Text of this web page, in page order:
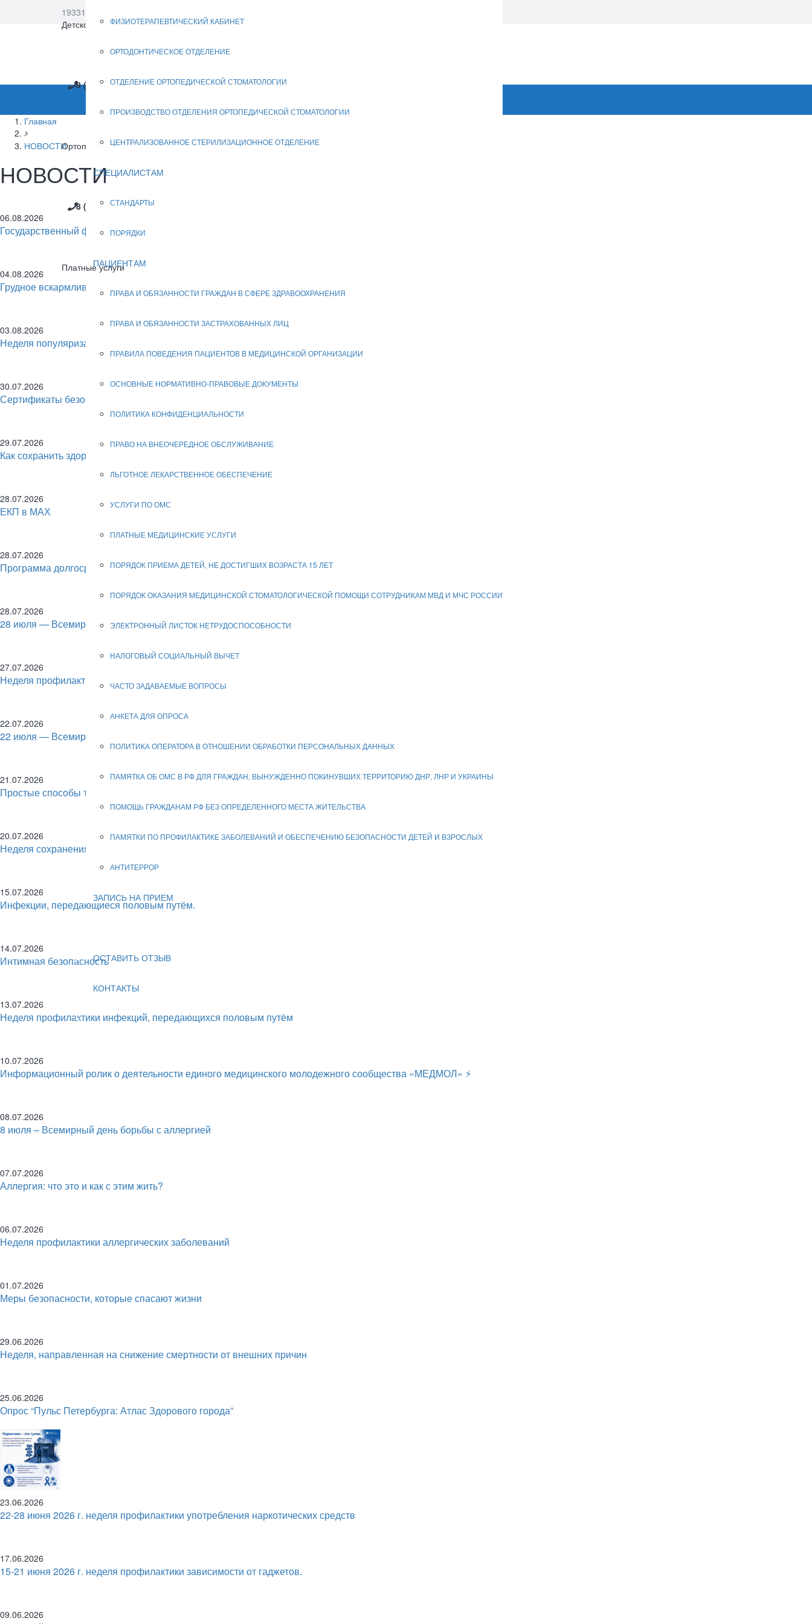
193312, Санкт-Петербург, Солидарности пр., д. 12, к. 1
Детское отделение (ОМС)
8 (812) 583-17-88
Ортопедическое отделение
8 (812) 588-37-72
Платные услуги
Версия для слабовидящих
ДОСТУПНАЯ СРЕДА
ФИЗИОТЕРАПЕВТИЧЕСКИЙ КАБИНЕТ
ОРТОДОНТИЧЕСКОЕ ОТДЕЛЕНИЕ
ОТДЕЛЕНИЕ ОРТОПЕДИЧЕСКОЙ СТОМАТОЛОГИИ
ПРОИЗВОДСТВО ОТДЕЛЕНИЯ ОРТОПЕДИЧЕСКОЙ СТОМАТОЛОГИИ
ЦЕНТРАЛИЗОВАННОЕ СТЕРИЛИЗАЦИОННОЕ ОТДЕЛЕНИЕ
СПЕЦИАЛИСТАМ
СТАНДАРТЫ
ПОРЯДКИ
ПАЦИЕНТАМ
ПРАВА И ОБЯЗАННОСТИ ГРАЖДАН В СФЕРЕ ЗДРАВООХРАНЕНИЯ
ПРАВА И ОБЯЗАННОСТИ ЗАСТРАХОВАННЫХ ЛИЦ
ПРАВИЛА ПОВЕДЕНИЯ ПАЦИЕНТОВ В МЕДИЦИНСКОЙ ОРГАНИЗАЦИИ
ОСНОВНЫЕ НОРМАТИВНО-ПРАВОВЫЕ ДОКУМЕНТЫ
ПОЛИТИКА КОНФИДЕНЦИАЛЬНОСТИ
ПРАВО НА ВНЕОЧЕРЕДНОЕ ОБСЛУЖИВАНИЕ
ЛЬГОТНОЕ ЛЕКАРСТВЕННОЕ ОБЕСПЕЧЕНИЕ
УСЛУГИ ПО ОМС
ПЛАТНЫЕ МЕДИЦИНСКИЕ УСЛУГИ
ПОРЯДОК ПРИЕМА ДЕТЕЙ, НЕ ДОСТИГШИХ ВОЗРАСТА 15 ЛЕТ
ПОРЯДОК ОКАЗАНИЯ МЕДИЦИНСКОЙ СТОМАТОЛОГИЧЕСКОЙ ПОМОЩИ СОТРУДНИКАМ МВД И МЧС РОССИИ
ЭЛЕКТРОННЫЙ ЛИСТОК НЕТРУДОСПОСОБНОСТИ
НАЛОГОВЫЙ СОЦИАЛЬНЫЙ ВЫЧЕТ
ЧАСТО ЗАДАВАЕМЫЕ ВОПРОСЫ
АНКЕТА ДЛЯ ОПРОСА
ПОЛИТИКА ОПЕРАТОРА В ОТНОШЕНИИ ОБРАБОТКИ ПЕРСОНАЛЬНЫХ ДАННЫХ
ПАМЯТКА ОБ ОМС В РФ ДЛЯ ГРАЖДАН, ВЫНУЖДЕННО ПОКИНУВШИХ ТЕРРИТОРИЮ ДНР, ЛНР И УКРАИНЫ
ПОМОЩЬ ГРАЖДАНАМ РФ БЕЗ ОПРЕДЕЛЕННОГО МЕСТА ЖИТЕЛЬСТВА
ПАМЯТКИ ПО ПРОФИЛАКТИКЕ ЗАБОЛЕВАНИЙ И ОБЕСПЕЧЕНИЮ БЕЗОПАСНОСТИ ДЕТЕЙ И ВЗРОСЛЫХ
АНТИТЕРРОР
ЗАПИСЬ НА ПРИЕМ
ОСТАВИТЬ ОТЗЫВ
КОНТАКТЫ
Главная
НОВОСТИ
НОВОСТИ
06.08.2026
Государственный фонд поддержки участников СВО «Защитники Отечества» по Санкт-Петербургу
04.08.2026
Грудное вскармливание – лучшее начало жизни
03.08.2026
Неделя популяризации грудного вскармливания
30.07.2026
Сертификаты безопасности Минцифры
29.07.2026
Как сохранить здоровье печени?
28.07.2026
ЕКП в МАХ
28.07.2026
Программа долгосрочных сбережений
28.07.2026
28 июля — Всемирный день борьбы с гепатитом.
27.07.2026
Неделя профилактики заболеваний печени
22.07.2026
22 июля — Всемирный день мозга!
21.07.2026
Простые способы тренировки мозга
20.07.2026
Неделя сохранения здоровья головного мозга
15.07.2026
Инфекции, передающиеся половым путём.
14.07.2026
Интимная безопасность
13.07.2026
Неделя профилактики инфекций, передающихся половым путём
10.07.2026
Информационный ролик о деятельности единого медицинского молодежного сообщества «МЕДМОЛ» ⚡
08.07.2026
8 июля – Всемирный день борьбы с аллергией
07.07.2026
Аллергия: что это и как с этим жить?
06.07.2026
Неделя профилактики аллергических заболеваний
01.07.2026
Меры безопасности, которые спасают жизни
29.06.2026
Неделя, направленная на снижение смертности от внешних причин
25.06.2026
Опрос “Пульс Петербурга: Атлас Здорового города”
23.06.2026
22-28 июня 2026 г. неделя профилактики употребления наркотических средств
17.06.2026
15-21 июня 2026 г. неделя профилактики зависимости от гаджетов.
09.06.2026